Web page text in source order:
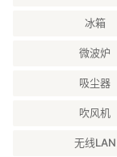
冰箱
微波炉
吸尘器
吹风机
无线LAN